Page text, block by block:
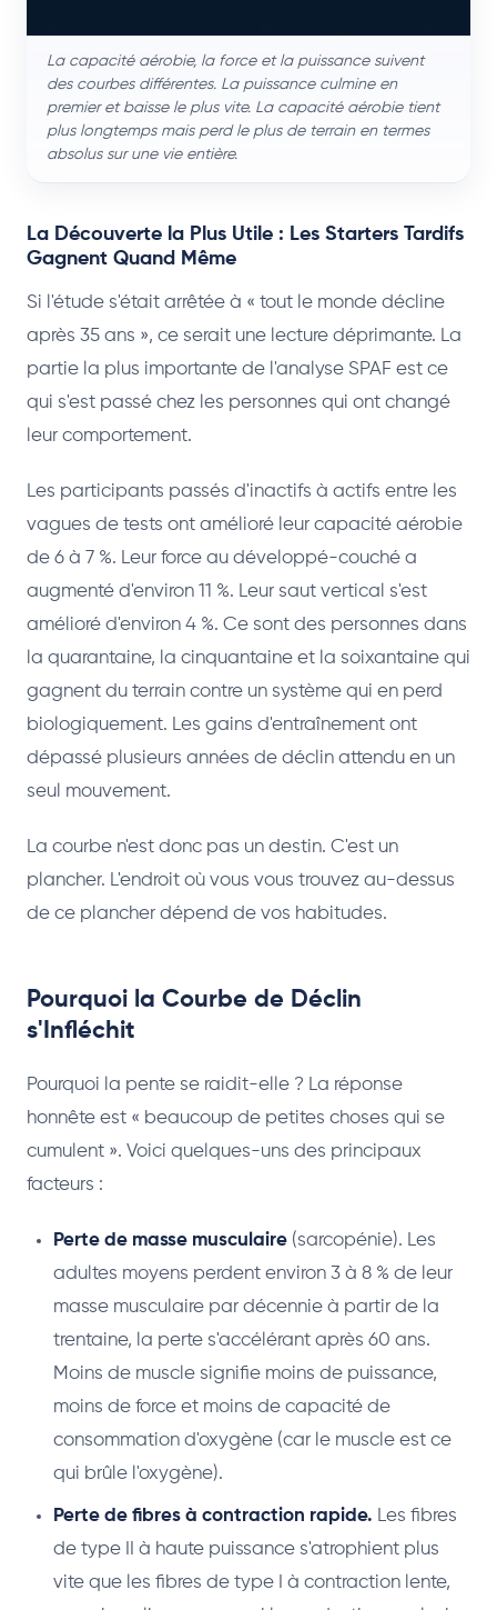
La capacité aérobie, la force et la puissance suivent
des courbes différentes. La puissance culmine en
premier et baisse le plus vite. La capacité aérobie tient
plus longtemps mais perd le plus de terrain en termes
absolus sur une vie entière.
La Découverte la Plus Utile : Les Starters Tardifs
Gagnent Quand Même
Si l'étude s'était arrêtée à « tout le monde décline
après 35 ans », ce serait une lecture déprimante. La
partie la plus importante de l'analyse SPAF est ce
qui s'est passé chez les personnes qui ont changé
leur comportement.
Les participants passés d'inactifs à actifs entre les
vagues de tests ont amélioré leur capacité aérobie
de 6 à 7 %. Leur force au développé-couché a
augmenté d'environ 11 %. Leur saut vertical s'est
amélioré d'environ 4 %. Ce sont des personnes dans
la quarantaine, la cinquantaine et la soixantaine qui
gagnent du terrain contre un système qui en perd
biologiquement. Les gains d'entraînement ont
dépassé plusieurs années de déclin attendu en un
seul mouvement.
La courbe n'est donc pas un destin. C'est un
plancher. L'endroit où vous vous trouvez au-dessus
de ce plancher dépend de vos habitudes.
Pourquoi la Courbe de Déclin
s'Infléchit
Pourquoi la pente se raidit-elle ? La réponse
honnête est « beaucoup de petites choses qui se
cumulent ». Voici quelques-uns des principaux
facteurs :
Perte de masse musculaire (sarcopénie). Les
adultes moyens perdent environ 3 à 8 % de leur
masse musculaire par décennie à partir de la
trentaine, la perte s'accélérant après 60 ans.
Moins de muscle signifie moins de puissance,
moins de force et moins de capacité de
consommation d'oxygène (car le muscle est ce
qui brûle l'oxygène).
Perte de fibres à contraction rapide. Les fibres
de type II à haute puissance s'atrophient plus
vite que les fibres de type I à contraction lente,